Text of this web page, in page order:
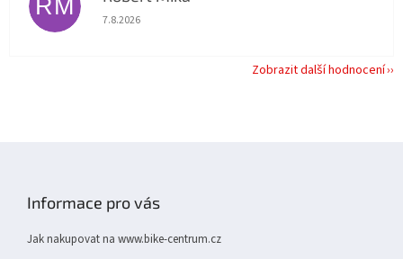
RM Hodnocení obchodu je 5 z 5 hvězdiček.
7.8.2026
Zobrazit další hodnocení
Informace pro vás
Jak nakupovat na www.bike-centrum.cz